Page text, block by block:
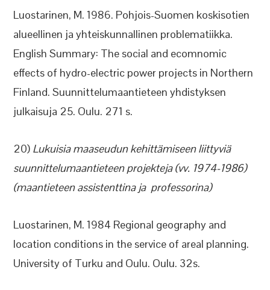
Luostarinen, M. 1986. Pohjois-Suomen koskisotien
alueellinen ja yhteiskunnallinen problematiikka.
English Summary: The social and ecomnomic
effects of hydro-electric power projects in Northern
Finland. Suunnittelumaantieteen yhdistyksen
julkaisuja 25. Oulu. 271 s.
20) Lukuisia maaseudun kehittämiseen liittyviä
suunnittelumaantieteen projekteja (vv. 1974-1986)
(maantieteen assistenttina ja professorina)
Luostarinen, M. 1984 Regional geography and
location conditions in the service of areal planning.
University of Turku and Oulu. Oulu. 32s.